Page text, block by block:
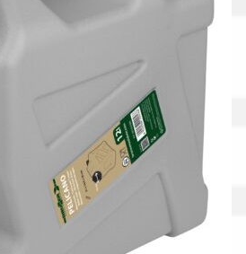
amministrazione
Garanzia3